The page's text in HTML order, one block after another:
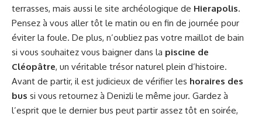
terrasses, mais aussi le site archéologique de Hierapolis.
Pensez à vous aller tôt le matin ou en fin de journée pour
éviter la foule. De plus, n’oubliez pas votre maillot de bain
si vous souhaitez vous baigner dans la piscine de
Cléopâtre, un véritable trésor naturel plein d’histoire.
Avant de partir, il est judicieux de vérifier les horaires des
bus si vous retournez à Denizli le même jour. Gardez à
l’esprit que le dernier bus peut partir assez tôt en soirée,